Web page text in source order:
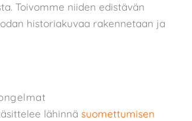
Toivomme niiden edistävän
historiakuvaa rakennetaan ja
lähinnä suomettumisen